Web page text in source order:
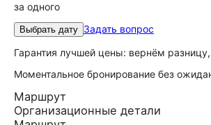
за одного
Выбрать дату Задать вопрос
Гарантия лучшей цены: вернём
Моментальное бронирование без
Маршрут
Организационные детали